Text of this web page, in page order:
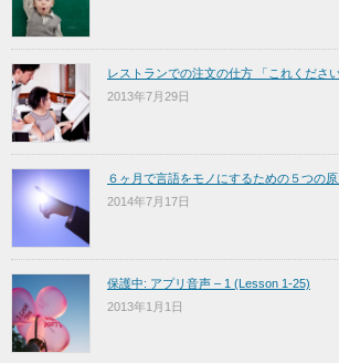
レストランでの注文の仕方 「これくださ
2013年7月29日
６ヶ月で言語をモノにするための５つの
2014年7月17日
保護中: アプリ音声 – 1 (Lesson 1-25)
2013年1月1日